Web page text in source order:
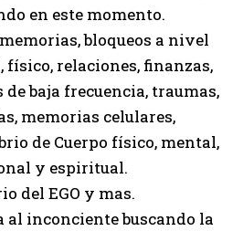
en este momento.
bloqueos a nivel
relaciones, finanzas,
de baja frecuencia, traumas,
memorias celulares,
de Cuerpo físico, mental,
y espiritual.
del EGO y mas.
al inconciente buscando la